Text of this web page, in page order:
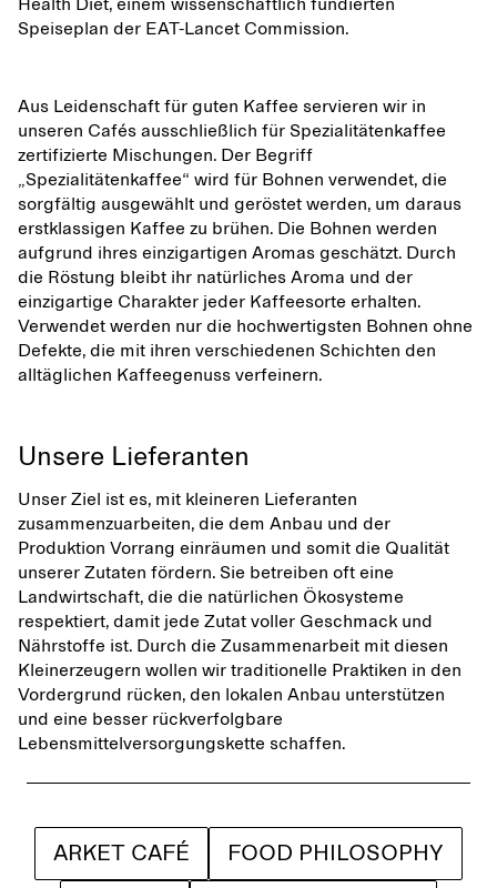
Health Diet, einem wissenschaftlich fundierten
Speiseplan der EAT-Lancet Commission.
Aus Leidenschaft für guten Kaffee servieren wir in
unseren Cafés ausschließlich für Spezialitätenkaffee
zertifizierte Mischungen. Der Begriff
„Spezialitätenkaffee“ wird für Bohnen verwendet, die
sorgfältig ausgewählt und geröstet werden, um daraus
erstklassigen Kaffee zu brühen. Die Bohnen werden
aufgrund ihres einzigartigen Aromas geschätzt. Durch
die Röstung bleibt ihr natürliches Aroma und der
einzigartige Charakter jeder Kaffeesorte erhalten.
Verwendet werden nur die hochwertigsten Bohnen ohne
Defekte, die mit ihren verschiedenen Schichten den
alltäglichen Kaffeegenuss verfeinern.
Unsere Lieferanten
Unser Ziel ist es, mit kleineren Lieferanten
zusammenzuarbeiten, die dem Anbau und der
Produktion Vorrang einräumen und somit die Qualität
unserer Zutaten fördern. Sie betreiben oft eine
Landwirtschaft, die die natürlichen Ökosysteme
respektiert, damit jede Zutat voller Geschmack und
Nährstoffe ist. Durch die Zusammenarbeit mit diesen
Kleinerzeugern wollen wir traditionelle Praktiken in den
Vordergrund rücken, den lokalen Anbau unterstützen
und eine besser rückverfolgbare
Lebensmittelversorgungskette schaffen.
ARKET CAFÉ FOOD PHILOSOPHY